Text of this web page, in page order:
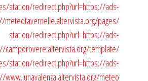
station/redirect.php?url=https://ads-
meteotavernelle.altervista.org/pages/
station/redirect.php?url=https://ads-
camporovere.altervista.org/template/
station/redirect.php?url=https://ads-
www.lunavalenza.altervista.org/meteo